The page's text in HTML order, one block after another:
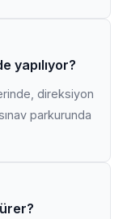
yapılıyor?
direksiyon
parkurunda